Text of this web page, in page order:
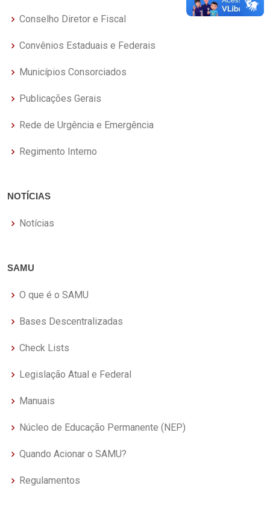
Conselho Diretor e Fiscal
Convênios Estaduais e Federais
Municípios Consorciados
Publicações Gerais
Rede de Urgência e Emergência
Regimento Interno
NOTÍCIAS
Notícias
SAMU
O que é o SAMU
Bases Descentralizadas
Check Lists
Legislação Atual e Federal
Manuais
Núcleo de Educação Permanente (NEP)
Quando Acionar o SAMU?
Regulamentos